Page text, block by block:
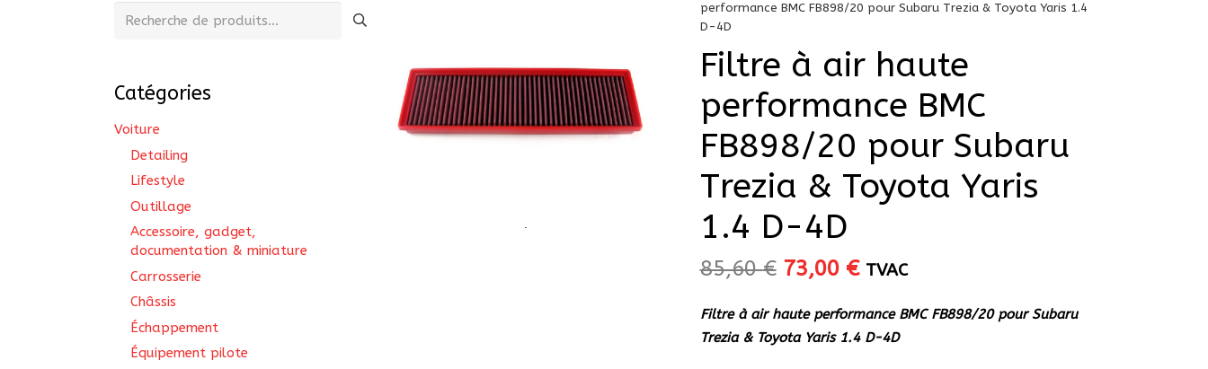
performance BMC FB898/20 pour Subaru Trezia & Toyota Yaris 1.4
D-4D
Filtre à air haute
performance BMC
FB898/20 pour Subaru
Trezia & Toyota Yaris
1.4 D-4D
85,60€ Le
initial
était :
73,00 €Le
actuel
est :
TVAC
Filtre à air haute performance BMC FB898/20 pour Subaru
Trezia & Toyota Yaris 1.4 D-4D
Recherche
Catégories
Voiture
Detailing
Lifestyle
Outillage
Accessoire, gadget,
documentation & miniature
Carrosserie
Châssis
Échappement
Équipement pilote